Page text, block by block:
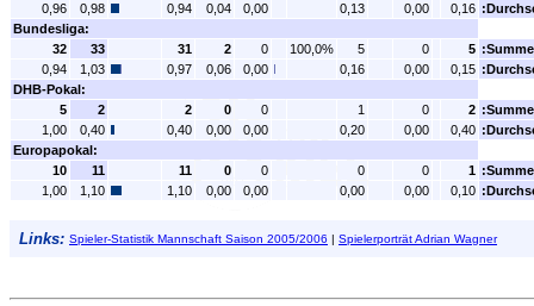
0,96
0,98 0,94 0,04 0,00 0,13 0,00 0,16
Bundesliga:
32
33 31 2 0 100,0% 5 0 5 :Summe
0,94
1,03 0,97 0,06 0,00 0,16 0,00 0,15
DHB-Pokal:
5
2 2 0 0 1 0 2 :Summe
1,00
0,40 0,40 0,00 0,00 0,20 0,00 0,40
Europapokal:
10
11 11 0 0 0 0 1 :Summe
1,00
1,10 1,10 0,00 0,00 0,00 0,00 0,10
Links: Spieler-Statistik Mannschaft Saison 2005/2006 | Spielerporträt Adrian Wagner